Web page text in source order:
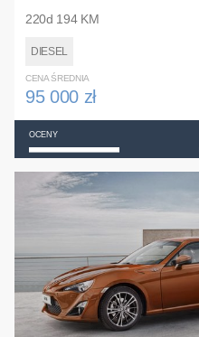
220d 194 KM
DIESEL
CENA ŚREDNIA
95 000 zł
OCENY